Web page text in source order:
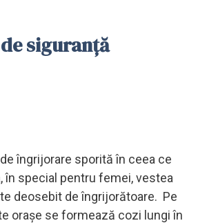
siguranță
îngrijorare sporită în ceea ce
în special pentru femei, vestea
deosebit de îngrijorătoare. Pe
orașe se formează cozi lungi în